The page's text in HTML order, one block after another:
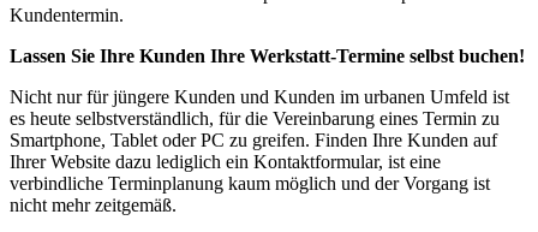
Kundentermin.
Lassen Sie Ihre Kunden Ihre Werkstatt-Termine selbst buchen!
Nicht nur für jüngere Kunden und Kunden im urbanen Umfeld ist
es heute selbstverständlich, für die Vereinbarung eines Termin zu
Smartphone, Tablet oder PC zu greifen. Finden Ihre Kunden auf
Ihrer Website dazu lediglich ein Kontaktformular, ist eine
verbindliche Terminplanung kaum möglich und der Vorgang ist
nicht mehr zeitgemäß.